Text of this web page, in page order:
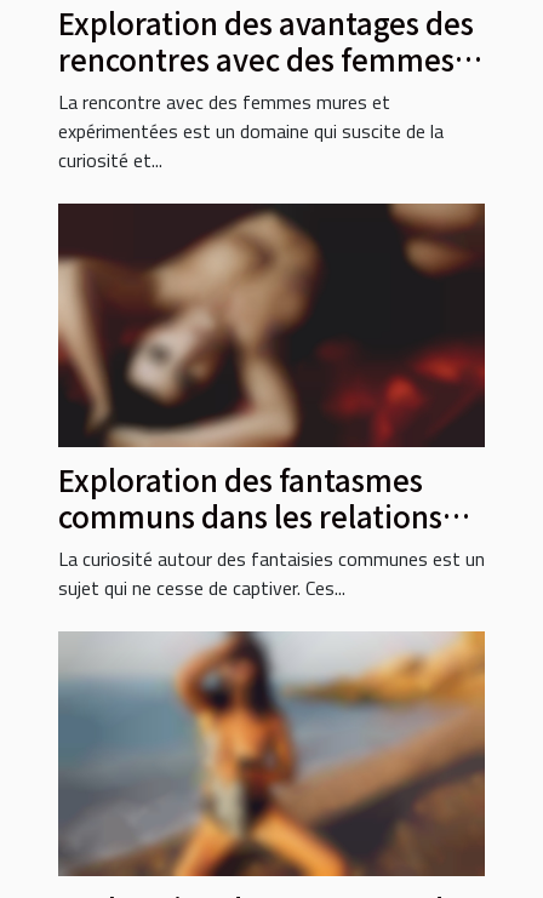
Exploration des avantages des
rencontres avec des femmes
mures et expérimentées
La rencontre avec des femmes mures et
expérimentées est un domaine qui suscite de la
curiosité et...
Exploration des fantasmes
communs dans les relations
modernes
La curiosité autour des fantaisies communes est un
sujet qui ne cesse de captiver. Ces...